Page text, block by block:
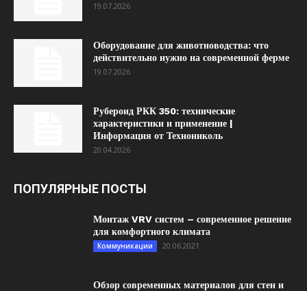
19.07.2026
Оборудование для животноводства: что
действительно нужно на современной ферме
19.07.2026
Рубероид РКК 350: технические
характеристики и применение |
Информация от Технониколь
20.04.2026
ПОПУЛЯРНЫЕ ПОСТЫ
Монтаж VRV систем – современное решение
для комфортного климата
Коммуникации 20.06.2021
Обзор современных материалов для стен и